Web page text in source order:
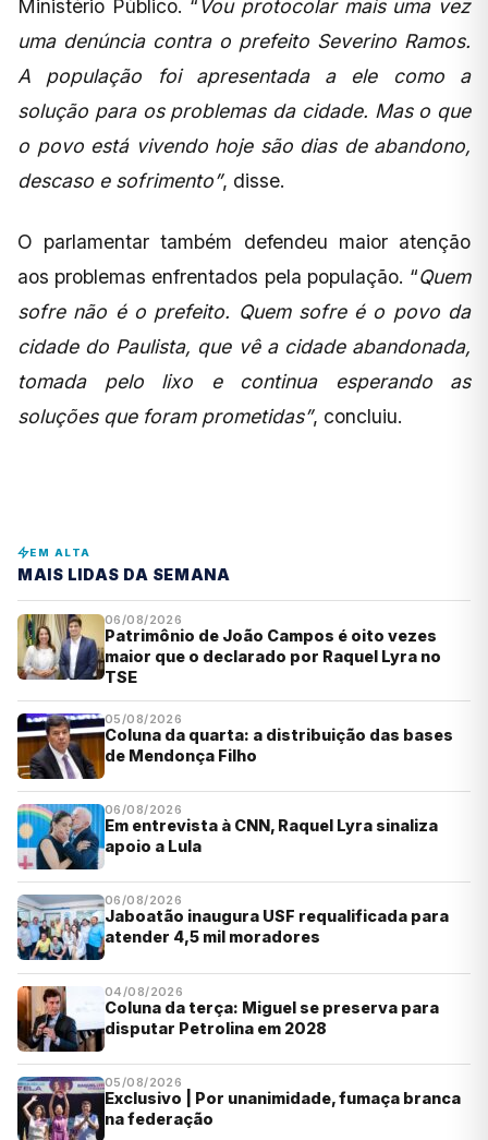
Ministério Público. “Vou protocolar mais uma vez
uma denúncia contra o prefeito Severino Ramos.
A população foi apresentada a ele como a
solução para os problemas da cidade. Mas o que
o povo está vivendo hoje são dias de abandono,
descaso e sofrimento”, disse.
O parlamentar também defendeu maior atenção
aos problemas enfrentados pela população. “Quem
sofre não é o prefeito. Quem sofre é o povo da
cidade do Paulista, que vê a cidade abandonada,
tomada pelo lixo e continua esperando as
soluções que foram prometidas”, concluiu.
EM ALTA
MAIS LIDAS DA SEMANA
06/08/2026
Patrimônio de João Campos é oito vezes
maior que o declarado por Raquel Lyra no
TSE
05/08/2026
Coluna da quarta: a distribuição das bases
de Mendonça Filho
06/08/2026
Em entrevista à CNN, Raquel Lyra sinaliza
apoio a Lula
06/08/2026
Jaboatão inaugura USF requalificada para
atender 4,5 mil moradores
04/08/2026
Coluna da terça: Miguel se preserva para
disputar Petrolina em 2028
05/08/2026
Exclusivo | Por unanimidade, fumaça branca
na federação